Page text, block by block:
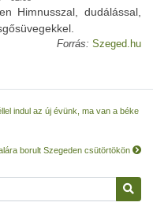
Himnusszal, dudálással,
Forrás: Szeged.hu
indul az új évünk, ma van a béke
borult Szegeden csütörtökön